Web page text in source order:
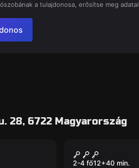
a tulajdonosa, erősítse meg
28, 6722 Magyarország
Új
Studio 113
2-4 fő12+40 min.